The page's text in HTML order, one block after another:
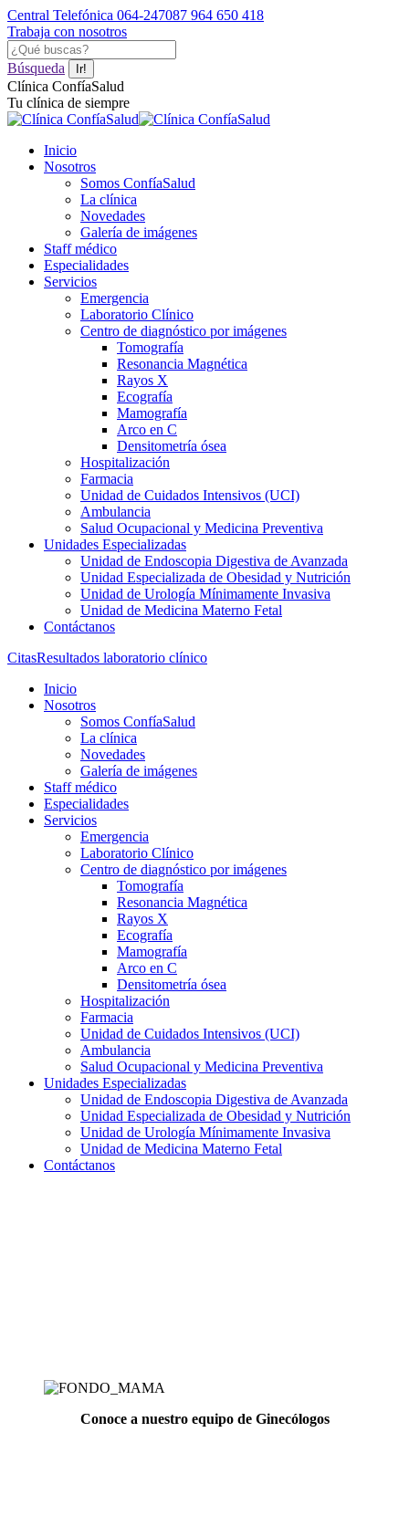
Saltar
al
contenido
Central Telefónica 064-247087 964 650 418
Trabaja con nosotros
Facebook
page
opens
in
new
window
YouTube
page
opens
in
new
window
Instagram
page
opens
in
new
window
Buscar:
Búsqueda
Clínica ConfíaSalud
Tu clínica de siempre
Inicio
Nosotros
Somos ConfíaSalud
La clínica
Novedades
Galería de imágenes
Staff médico
Especialidades
Servicios
Emergencia
Laboratorio Clínico
Centro de diagnóstico por imágenes
Tomografía
Resonancia Magnética
Rayos X
Ecografía
Mamografía
Arco en C
Densitometría ósea
Hospitalización
Farmacia
Unidad de Cuidados Intensivos (UCI)
Ambulancia
Salud Ocupacional y Medicina Preventiva
Unidades Especializadas
Unidad de Endoscopia Digestiva de Avanzada
Unidad Especializada de Obesidad y Nutrición
Unidad de Urología Mínimamente Invasiva
Unidad de Medicina Materno Fetal
Contáctanos
CitasResultados laboratorio clínico
Inicio
Nosotros
Somos ConfíaSalud
La clínica
Novedades
Galería de imágenes
Staff médico
Especialidades
Servicios
Emergencia
Laboratorio Clínico
Centro de diagnóstico por imágenes
Tomografía
Resonancia Magnética
Rayos X
Ecografía
Mamografía
Arco en C
Densitometría ósea
Hospitalización
Farmacia
Unidad de Cuidados Intensivos (UCI)
Ambulancia
Salud Ocupacional y Medicina Preventiva
Unidades Especializadas
Unidad de Endoscopia Digestiva de Avanzada
Unidad Especializada de Obesidad y Nutrición
Unidad de Urología Mínimamente Invasiva
Unidad de Medicina Materno Fetal
Contáctanos
Conoce a nuestro equipo de Ginecólogos